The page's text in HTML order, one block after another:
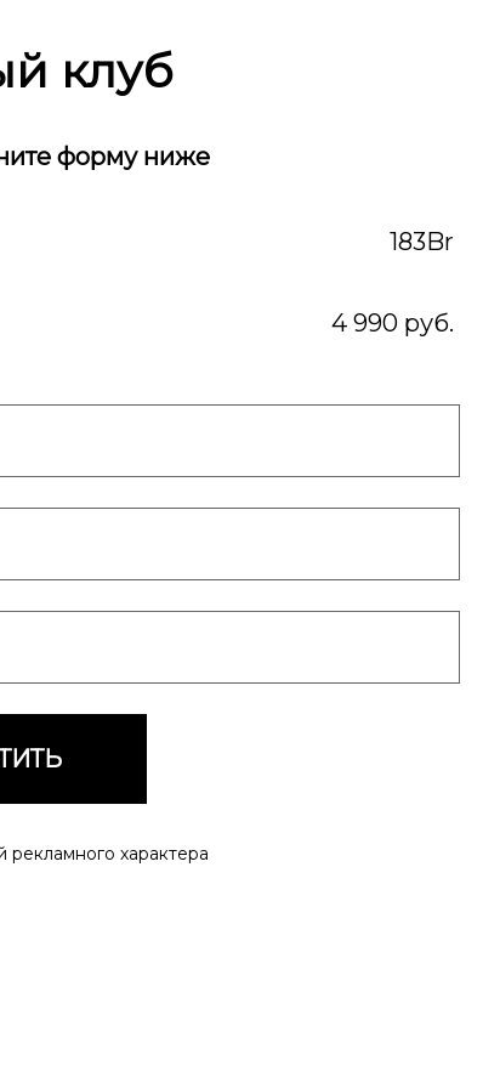
клуб
форму ниже
183Br
4 990 руб.
характера